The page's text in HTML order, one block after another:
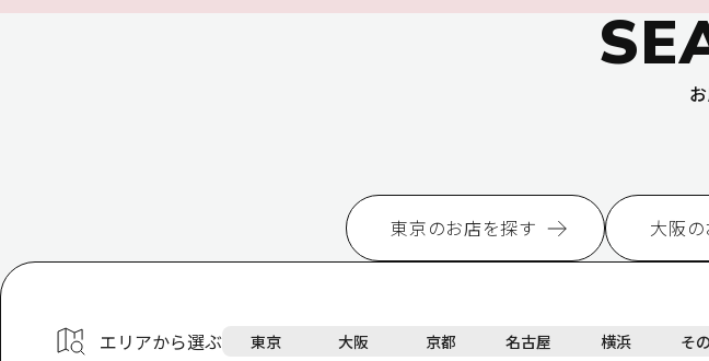
東京のお店を探す 大阪
エリアから選ぶ 東京 大阪 京都 名古屋 横浜 そ